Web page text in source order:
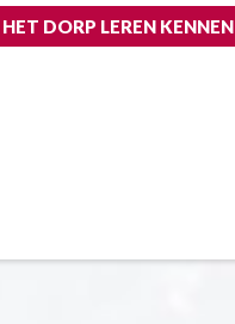
HET DORP LEREN KENNEN